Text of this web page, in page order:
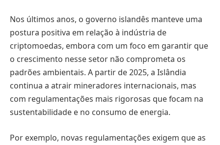
Nos últimos anos, o governo islandês manteve uma
postura positiva em relação à indústria de
criptomoedas, embora com um foco em garantir que
o crescimento nesse setor não comprometa os
padrões ambientais. A partir de 2025, a Islândia
continua a atrair mineradores internacionais, mas
com regulamentações mais rigorosas que focam na
sustentabilidade e no consumo de energia.
Por exemplo, novas regulamentações exigem que as